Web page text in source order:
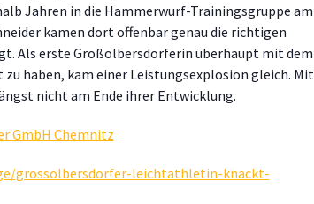
Jahren in die Hammerwurf-Trainingsgruppe am
kamen dort offenbar genau die richtigen
Als erste Großolbersdorferin überhaupt mit dem
haben, kam einer Leistungsexplosion gleich. Mit
nicht am Ende ihrer Entwicklung.
GmbH Chemnitz
grossolbersdorfer-leichtathletin-knackt-